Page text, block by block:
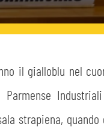
il gialloblu nel
Parmense
strapiena, quando